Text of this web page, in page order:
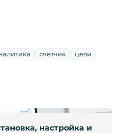
счетчик цели
настройка и